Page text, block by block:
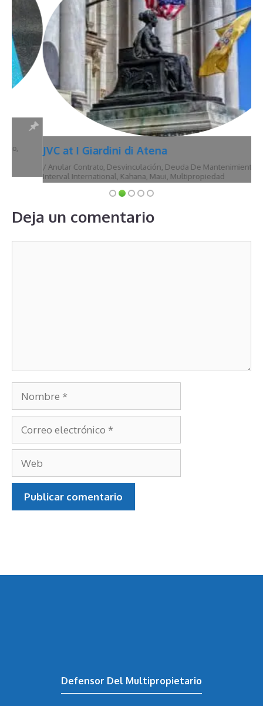
JVC at I Giardini di Atena
Anular Contrato ,Desvinculación,Deuda De Mantenimiento,Hawái,
Interval International,Kahana, Maui,Multipropiedad
Nombre
Correo
electrónico
Web